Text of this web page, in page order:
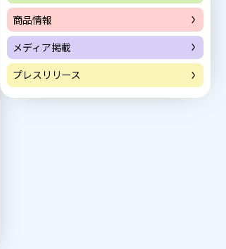
商品情報
メディア掲載
プレスリリース